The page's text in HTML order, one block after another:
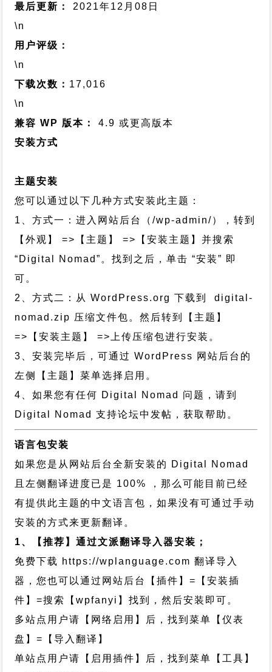
最后更新：
2021年12月08日
\n
用户评级：
\n
下载次数： 17,016
\n
兼容 WP 版本：
4.9 或更高版本
安装方式
主题安装
您可以通过以下几种方式安装此主题：
1、方式一：进入网站后台（/wp-admin/），转到
【外观】 =>【主题】 =>【安装主题】并搜索
“Digital Nomad”。找到之后，单击 “安装” 即
可。
2、方式二：从 WordPress.org 下载到 digital-
nomad.zip 压缩文件包。然后转到【主题】
=>【安装主题】 =>上传压缩包进行安装。
3、安装完毕后，可通过 WordPress 网站后台的
左侧【主题】菜单选择启用。
4、如果您有任何 Digital Nomad 问题，请到
Digital Nomad 支持论坛中发帖，获取帮助。
语言包安装
如果您是从网站后台全新安装的 Digital Nomad
且左侧翻译进度已是 100% ，那么可能目前已经
有提供此主题的中文语言包，如果没有可通过手动
安装的方式来更新翻译。
1、【推荐】通过文派翻译导入器安装；
免费下载 https://wplanguage.com 翻译导入
器，您也可以通过网站后台【插件】=【安装插
件】=搜索【wpfanyi】找到，然后安装即可。
多站点用户请【网络启用】后，找到菜单【仪表
盘】=【导入翻译】
单站点用户请【启用插件】后，找到菜单【工具】